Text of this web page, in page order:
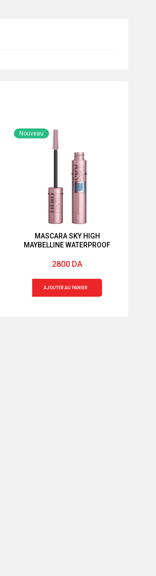
MASCARA SKY HIGH
MAYBELLINE WATERPROOF
Nouveau
2800 DA
AJOUTER AU PANIER